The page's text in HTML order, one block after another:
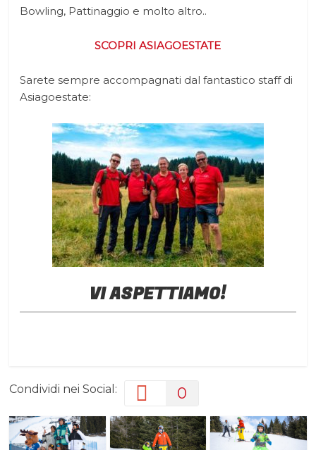
Bowling, Pattinaggio e molto altro..
SCOPRI ASIAGOESTATE
Sarete sempre accompagnati dal fantastico staff di
Asiagoestate:
VI ASPETTIAMO!
Condividi nei Social: 0